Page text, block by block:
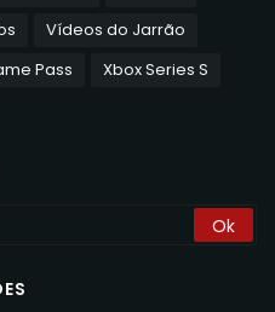
Vídeos do Jarrão
Pass
Xbox Series S